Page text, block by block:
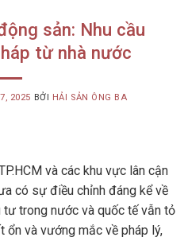
sản: Nhu cầu
từ nhà nước
2025 BỞI HẢI SẢN ÔNG BA
và các khu vực lân cận
có sự điều chỉnh đáng kể về
tư trong nước và quốc tế vẫn tỏ
ổn và vướng mắc về pháp lý,